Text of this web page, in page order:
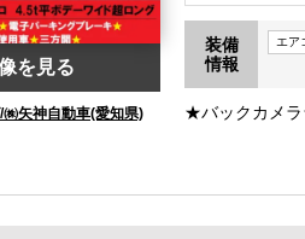
を見る
矢神自動車(愛知県)
装備
情報
エア
★バックカメ